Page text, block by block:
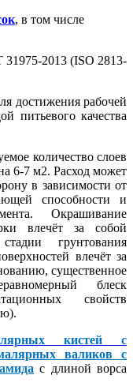
, в том числе
2013 (ISO 2813-
достижения рабочей
питьевого качества
количество слоев
6-7 м2. Расход может
в зависимости от
способности и
Окрашивание
влечёт за собой
грунтования
влечёт за
существенное
блеск
свойств
кистей с
валиков с
с длиной ворса